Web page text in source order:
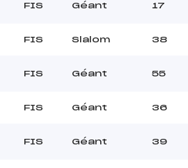
FIS Géant 17
FIS Slalom 38
FIS Géant 55
FIS Géant 36
FIS Géant 39